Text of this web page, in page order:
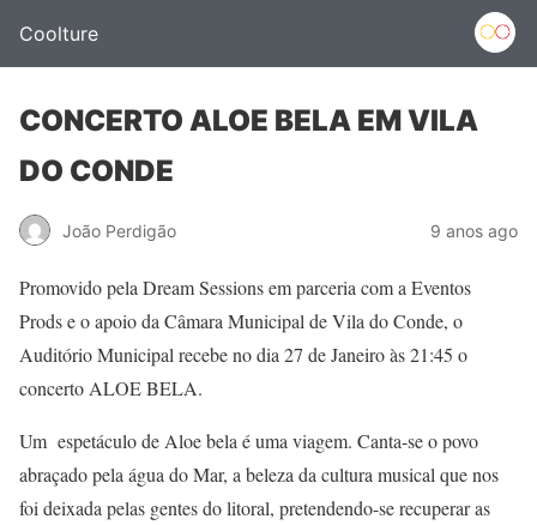
Coolture
CONCERTO ALOE BELA EM VILA
DO CONDE
João Perdigão 9 anos ago
Promovido pela Dream Sessions em parceria com a Eventos
Prods e o apoio da Câmara Municipal de Vila do Conde, o
Auditório Municipal recebe no dia 27 de Janeiro às 21:45 o
concerto ALOE BELA.
Um espetáculo de Aloe bela é uma viagem. Canta-se o povo
abraçado pela água do Mar, a beleza da cultura musical que nos
foi deixada pelas gentes do litoral, pretendendo-se recuperar as